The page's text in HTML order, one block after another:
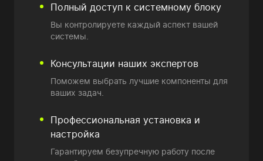
Полный доступ к системному блоку
Вы контролируете каждый аспект вашей
системы.
Консультации наших экспертов
Поможем выбрать лучшие компоненты для
ваших задач.
Профессиональная установка и
настройка
Гарантируем безупречную работу после